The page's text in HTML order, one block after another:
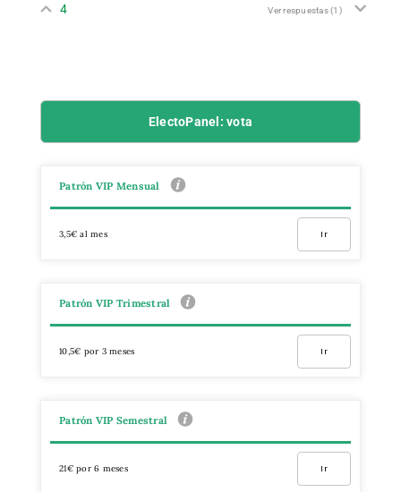
4 Ver respuestas(1)
ElectoPanel: vota
Patrón VIP Mensual
3,5€ al mes Ir
Patrón VIP Trimestral
10,5€ por 3 meses Ir
Patrón VIP Semestral
21€ por 6 meses Ir